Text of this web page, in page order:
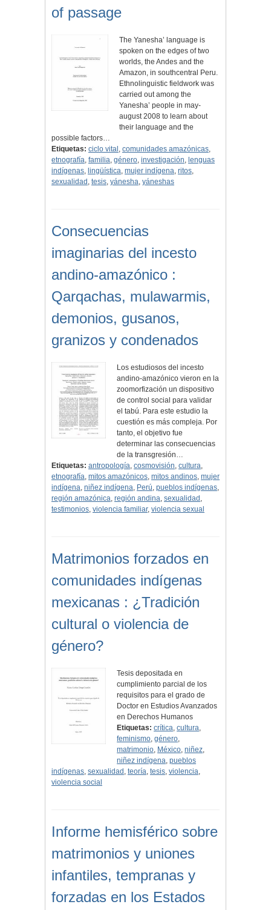
of passage
The Yanesha’ language is
spoken on the edges of two
worlds, the Andes and the
Amazon, in southcentral Peru.
Ethnolinguistic fieldwork was
carried out among the
Yanesha’ people in may-
august 2008 to learn about
their language and the
possible factors…
Etiquetas: ciclo vital , comunidades amazónicas,
etnografía, familia, género, investigación, lenguas
indígenas, lingüística, mujer indígena, ritos,
sexualidad , tesis, yánesha, yáneshas
Consecuencias
imaginarias del incesto
andino-amazónico :
Qarqachas, mulawarmis,
demonios, gusanos,
granizos y condenados
Los estudiosos del incesto
andino-amazónico vieron en la
zoomorfización un dispositivo
de control social para validar
el tabú. Para este estudio la
cuestión es más compleja. Por
tanto, el objetivo fue
determinar las consecuencias
de la transgresión…
Etiquetas: antropología, cosmovisión, cultura,
etnografía, mitos amazónicos, mitos andinos, mujer
indígena, niñez indígena, Perú, pueblos indígenas,
región amazónica, región andina, sexualidad ,
testimonios, violencia familiar, violencia sexual
Matrimonios forzados en
comunidades indígenas
mexicanas : ¿Tradición
cultural o violencia de
género?
Tesis depositada en
cumplimiento parcial de los
requisitos para el grado de
Doctor en Estudios Avanzados
en Derechos Humanos
Etiquetas: crítica,cultura,
feminismo,género,
matrimonio, México,niñez,
niñez indígena,pueblos
indígenas, sexualidad , teoría, tesis, violencia,
violencia social
Informe hemisférico sobre
matrimonios y uniones
infantiles, tempranas y
forzadas en los Estados